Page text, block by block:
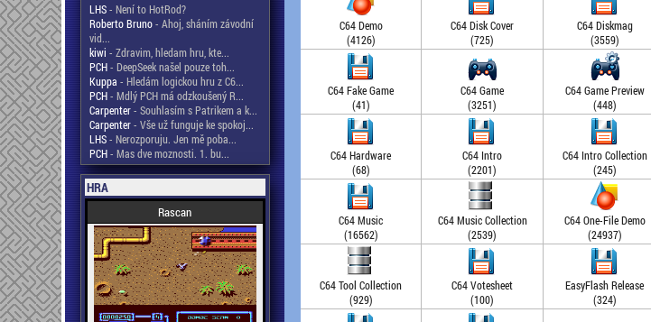
LHS- Není to HotRod?
Roberto Bruno- Ahoj, sháním závodní
vid...
kiwi - Zdravim, hledam hru, kte...
PCH- DeepSeek našel pouze toh...
Kuppa - Hledám logickou hru z C6...
PCH- Mdlý PCH má odzkoušený R...
Carpenter- Souhlasím s Patrikem a k...
Carpenter- Vše už funguje ke spokoj...
LHS- Nerozporuju. Jen mě poba...
PCH- Mas dve moznosti. 1. bu...
HRA
Rascan
C64 Demo
(4126)
C64 Disk Cover
(725)
C64 Diskmag
(3559)
C64 Fake Game
(41)
C64 Game
(3251)
C64 Game Preview
(448)
C64 Hardware
(68)
C64 Intro
(2201)
C64 Intro Collection
(245)
C64 Music
(16562)
C64 Music Collection
(2539)
C64 One-File Demo
(24937)
C64 Tool Collection
(929)
C64 Votesheet
(100)
EasyFlash Release
(324)